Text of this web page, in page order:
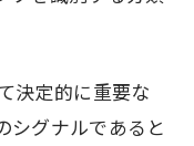
決定的に重要な
シグナルであると